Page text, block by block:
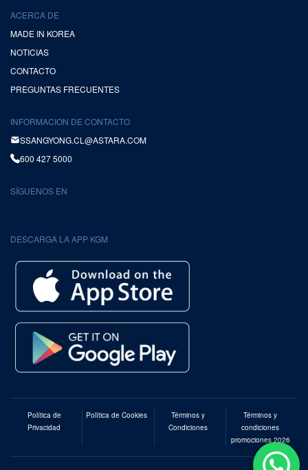
ACERCA DE
MADE IN KOREA
NOTICIAS
CONTACTO
PREGUNTAS FRECUENTES
INFORMACION DE CONTACTO
SSANGYONG.CL@ASTARA.COM
600 427 5000
SÍGUENOS EN
DESCARGA LA APP KGM
Política de
Privacidad
Política de Cookies
Términos y
Condiciones
Términos y
condiciones
promociones 2026